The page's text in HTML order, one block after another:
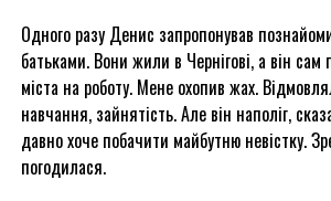
Одного разу Денис запропонував
батьками. Вони жили в Чернігові, а він сам
міста на роботу. Мене охопив жах.
навчання, зайнятість. Але він наполіг,
давно хоче побачити майбутню невістку.
погодилася.